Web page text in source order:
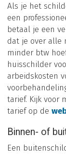
Als je het
een
betaal je een
dat je over alle
minder btw
huisschilder
arbeidskosten
tarief. Kijk voor
tarief op de
Binnen- of
Een